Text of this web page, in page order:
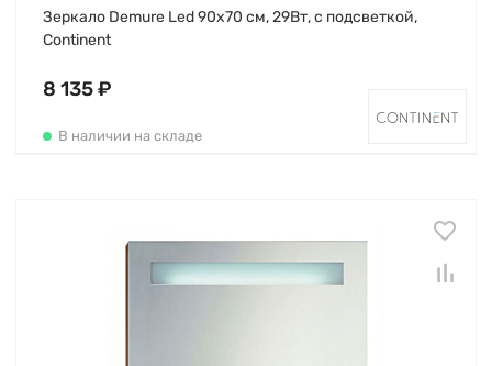
Зеркало Demure Led 90х70 см, 29Вт, с подсветкой,
Continent
8 135 ₽
В наличии на складе